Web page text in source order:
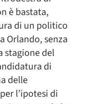
è bastata,
di un politico
Orlando, senza
stagione del
di
delle
l’ipotesi di